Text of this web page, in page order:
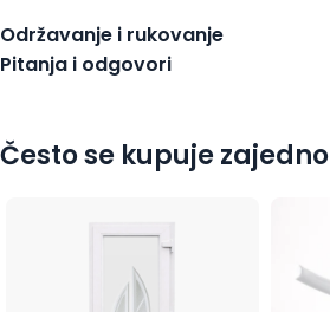
Održavanje i rukovanje
Pitanja i odgovori
Često se kupuje zajedno